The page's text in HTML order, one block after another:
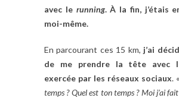
avec le running. À la fin, j’étais
moi-même.
En parcourant ces 15 km, j’ai
de me prendre la tête avec
exercée par les réseaux sociaux. «
temps ? Quel est ton temps ? Moi j’ai